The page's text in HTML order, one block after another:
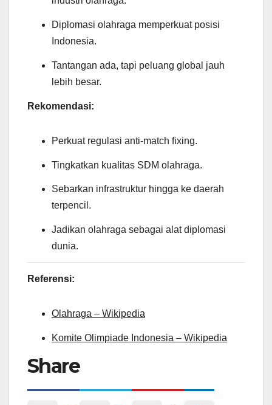
Diplomasi olahraga memperkuat posisi
Indonesia.
Tantangan ada, tapi peluang global jauh
lebih besar.
Rekomendasi:
Perkuat regulasi anti-match fixing.
Tingkatkan kualitas SDM olahraga.
Sebarkan infrastruktur hingga ke daerah
terpencil.
Jadikan olahraga sebagai alat diplomasi
dunia.
Referensi:
Olahraga – Wikipedia
Komite Olimpiade Indonesia – Wikipedia
Share